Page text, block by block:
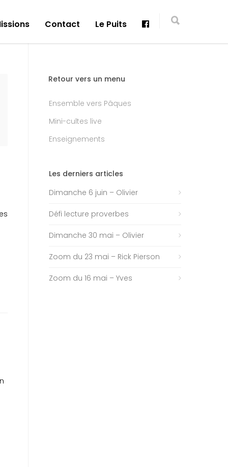
Contact Le Puits
Retour vers un menu
Ensemble vers Pâques
Mini-cultes live
Enseignements
Les derniers articles
Dimanche 6 juin – Olivier
Défi lecture proverbes
Dimanche 30 mai – Olivier
Zoom du 23 mai – Rick Pierson
Zoom du 16 mai – Yves